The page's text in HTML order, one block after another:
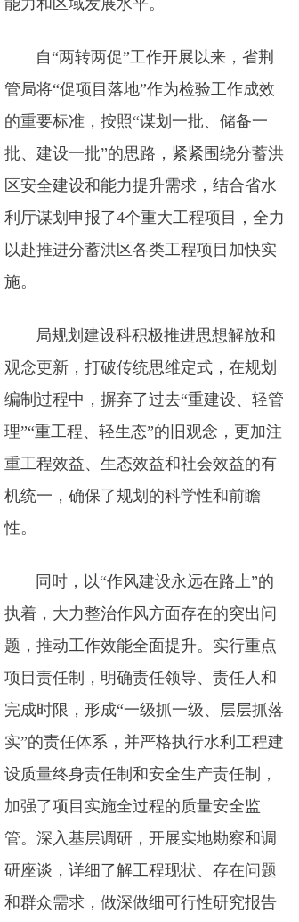
能力和区域发展水平。
自“两转两促”工作开展以来，省荆
管局将“促项目落地”作为检验工作成效
的重要标准，按照“谋划一批、储备一
批、建设一批”的思路，紧紧围绕分蓄洪
区安全建设和能力提升需求，结合省水
利厅谋划申报了4个重大工程项目，全力
以赴推进分蓄洪区各类工程项目加快实
施。
局规划建设科积极推进思想解放和
观念更新，打破传统思维定式，在规划
编制过程中，摒弃了过去“重建设、轻管
理”“重工程、轻生态”的旧观念，更加注
重工程效益、生态效益和社会效益的有
机统一，确保了规划的科学性和前瞻
性。
同时，以“作风建设永远在路上”的
执着，大力整治作风方面存在的突出问
题，推动工作效能全面提升。实行重点
项目责任制，明确责任领导、责任人和
完成时限，形成“一级抓一级、层层抓落
实”的责任体系，并严格执行水利工程建
设质量终身责任制和安全生产责任制，
加强了项目实施全过程的质量安全监
管。深入基层调研，开展实地勘察和调
研座谈，详细了解工程现状、存在问题
和群众需求，做深做细可行性研究报告